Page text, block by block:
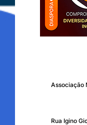
Associação
Rua Igino